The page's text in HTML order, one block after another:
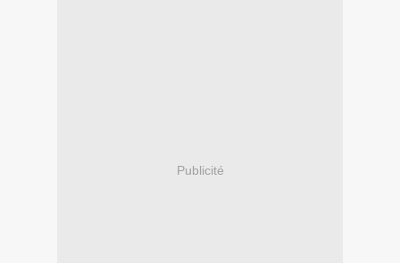
Publicité